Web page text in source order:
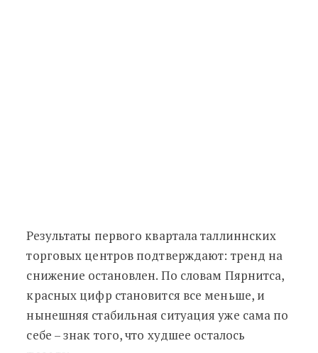
Результаты первого квартала таллиннских
торговых центров подтверждают: тренд на
снижение остановлен. По словам Пярнитса,
красных цифр становится все меньше, и
нынешняя стабильная ситуация уже сама по
себе – знак того, что худшее осталось